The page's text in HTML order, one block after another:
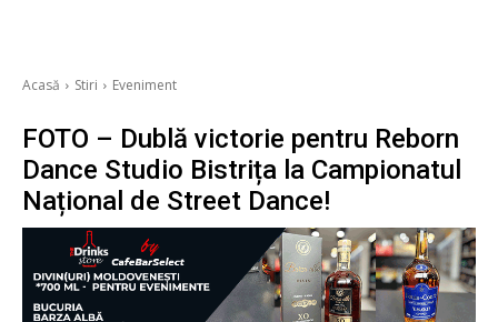
Acasă Stiri Eveniment
FOTO – Dublă victorie pentru Reborn
Dance Studio Bistrița la Campionatul
Național de Street Dance!